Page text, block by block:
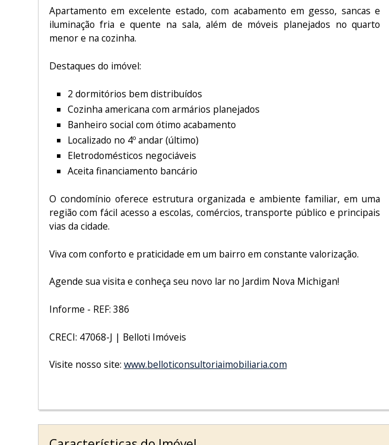
Apartamento em excelente estado, com acabamento em gesso, sancas e
iluminação fria e quente na sala, além de móveis planejados no quarto
menor e na cozinha.
Destaques do imóvel:
2 dormitórios bem distribuídos
Cozinha americana com armários planejados
Banheiro social com ótimo acabamento
Localizado no 4º andar (último)
Eletrodomésticos negociáveis
Aceita financiamento bancário
O condomínio oferece estrutura organizada e ambiente familiar, em uma
região com fácil acesso a escolas, comércios, transporte público e principais
vias da cidade.
Viva com conforto e praticidade em um bairro em constante valorização.
Agende sua visita e conheça seu novo lar no Jardim Nova Michigan!
Informe - REF: 386
CRECI: 47068-J | Belloti Imóveis
Visite nosso site: www.belloticonsultoriaimobiliaria.com